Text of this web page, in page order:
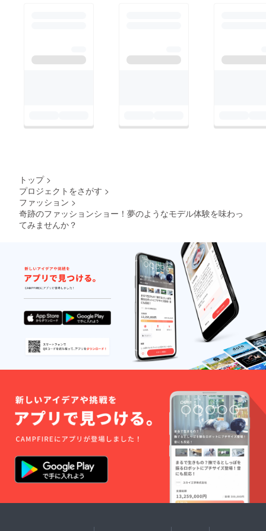
トップ >
プロジェクトをさがす >
ファッション >
奇跡のファッションショー！夢のようなモデル体験を味わっ
てみませんか？